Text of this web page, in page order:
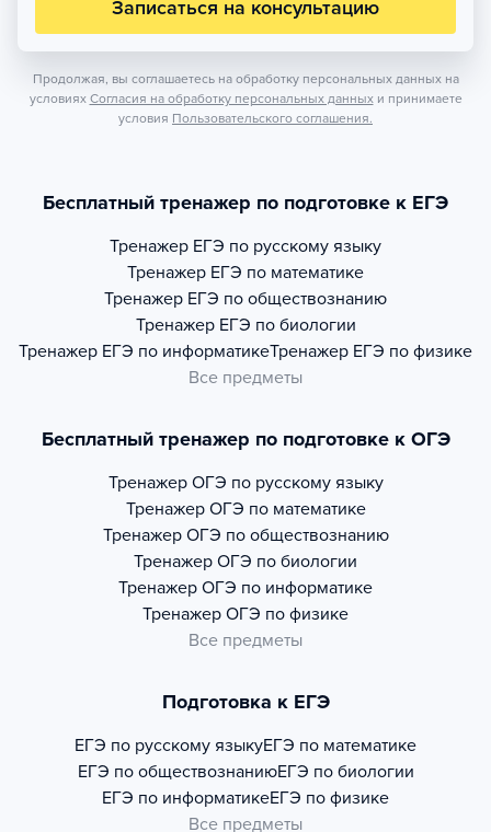
Записаться на консультацию
Продолжая, вы соглашаетесь на обработку персональных данных на
условиях Согласия на обработку персональных данных и принимаете
условия Пользовательского соглашения.
Бесплатный тренажер по подготовке к ЕГЭ
Тренажер ЕГЭ по русскому языку
Тренажер ЕГЭ по математике
Тренажер ЕГЭ по обществознанию
Тренажер ЕГЭ по биологии
Тренажер ЕГЭ по информатикеТренажер ЕГЭ по физике
Все предметы
Бесплатный тренажер по подготовке к ОГЭ
Тренажер ОГЭ по русскому языку
Тренажер ОГЭ по математике
Тренажер ОГЭ по обществознанию
Тренажер ОГЭ по биологии
Тренажер ОГЭ по информатике
Тренажер ОГЭ по физике
Все предметы
Подготовка к ЕГЭ
ЕГЭ по русскому языкуЕГЭ по математике
ЕГЭ по обществознаниюЕГЭ по биологии
ЕГЭ по информатикеЕГЭ по физике
Все предметы